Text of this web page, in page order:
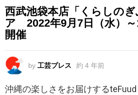
西武池袋本店「くらしの
ア 2022年9月7日（水）～
開催
by 工芸プレス 約 4 年前
沖縄の楽しさをお届けする